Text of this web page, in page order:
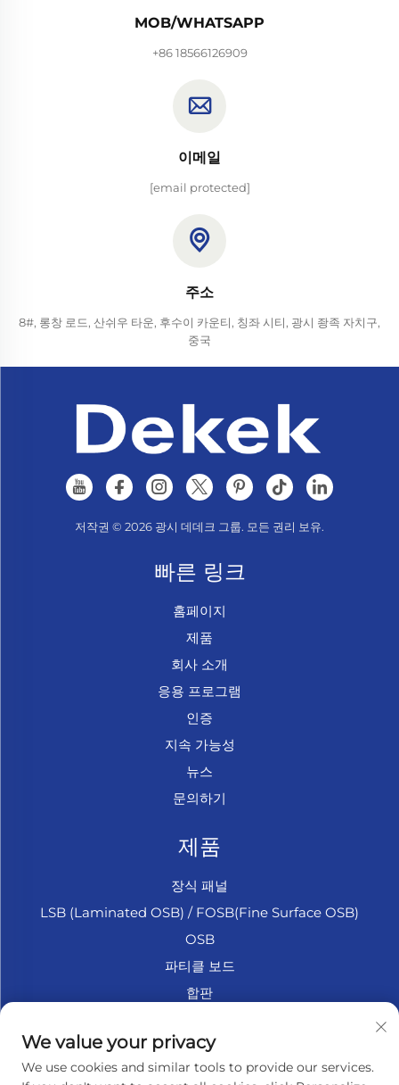
MOB/WHATSAPP
+86 18566126909
이메일
[email protected]
주소
8#, 롱창 로드, 산쉬우 타운, 후수이 카운티, 칭좌 시티, 광시 좡족 자치구,
중국
저작권 © 2026 광시 데데크 그룹. 모든 권리 보유.
빠른 링크
홈페이지
제품
회사 소개
응용 프로그램
인증
지속 가능성
뉴스
문의하기
제품
장식 패널
LSB (Laminated OSB) / FOSB(Fine Surface OSB)
OSB
파티클 보드
합판
섬유판
액세서리
We value your privacy
We use cookies and similar tools to provide our services.